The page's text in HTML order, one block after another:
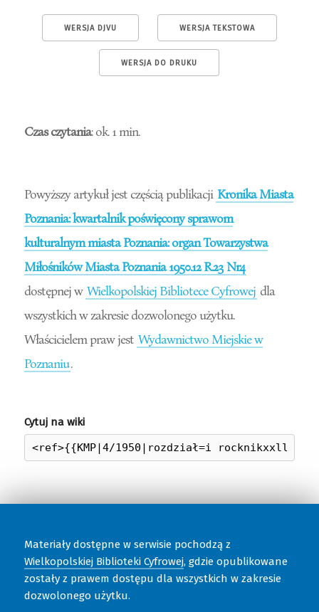
WERSJA DJVU WERSJA TEKSTOWA
WERSJA DO DRUKU
Czas czytania: ok. 1 min.
Powyższy artykuł jest częścią publikacji Kronika Miasta
Poznania: kwartalnik poświęcony sprawom
kulturalnym miasta Poznania: organ Towarzystwa
Miłośników Miasta Poznania 1950.12 R.23 Nr4
dostępnej w Wielkopolskiej Bibliotece Cyfrowej dla
wszystkich w zakresie dozwolonego użytku.
Właścicielem praw jest Wydawnictwo Miejskie w
Poznaniu.
Cytuj na wiki
Materiały dostępne w serwisie pochodzą z
Wielkopolskiej Biblioteki Cyfrowej, gdzie opublikowane
zostały z prawem dostępu dla wszystkich w zakresie
dozwolonego użytku.